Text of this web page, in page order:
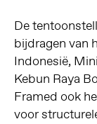
De
bijdragen van
Indonesië,
Kebun Raya
Framed ook
voor